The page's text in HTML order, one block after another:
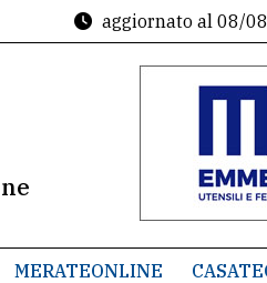
aggiornato al 08/
MERATEONLINE